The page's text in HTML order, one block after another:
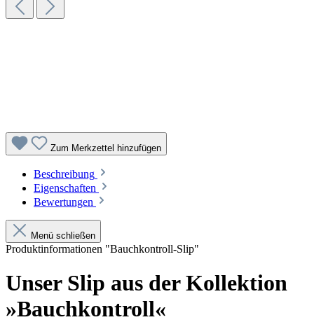
Zum Merkzettel hinzufügen
Beschreibung
Eigenschaften
Bewertungen
Menü schließen
Produktinformationen "Bauchkontroll-Slip"
Unser Slip aus der Kollektion
»Bauchkontroll«